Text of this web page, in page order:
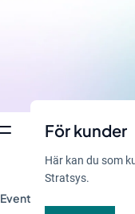
För kunder
Här kan du som
Stratsys.
Event & Webinar